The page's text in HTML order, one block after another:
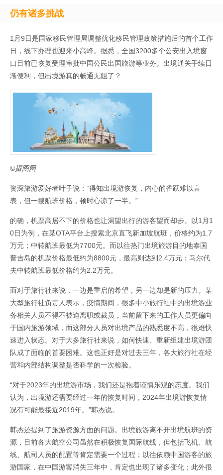
仍有诸多挑战
1月9日是国家移民管理局调整优化移民管理政策措施后的首个工作
日，线下办理也迎来小高峰。据悉，全国3200多个公安出入境窗
口目前已恢复受理审批中国公民出国旅游等业务。出境通关手续日
渐便利，但出境游真的畅通无阻了？
©摄图网
资深旅游爱好者叶子说：“得知出境游恢复，内心的雀跃难以言
表，但一搜航班价格，顿时心凉了一半。”
的确，机票高居不下的价格也让渴望出行的游客望而却步。以1月1
0日为例，在某OTA平台上搜索北京直飞新加坡航班，价格约为1.7
万元；中转航班最低为7700元。而以往热门出境旅游目的地泰国
普吉岛的机票价格最低约为8800元，最高则达到2.4万元；马尔代
夫中转航班最低价格约为2.2万元。
而对于旅行社来说，一边是重启的希望，另一边却是新的压力。某
大型旅行社负责人表示，疫情期间，很多中小旅行社中的出境游业
务相关人员不得不被迫离职或裁员，当前留下来的工作人员更偏向
于国内旅游领域，而这部分人员对出境产品的熟悉度不高，很难快
速进入状态。对于大多旅行社来说，如何快速、重新组建出境游团
队成了面临的首要困难。这也正好是对过去三年，各大旅行社在经
营和内部结构调整是否科学的一次检验。
“对于2023年的出境游市场，我们还是抱着谨慎乐观的态度。我们
认为，出境游还需要经过一年的恢复时间，2024年出境游恢复情
况有可能最接近2019年。”韩杰说。
韩杰还提到了旅游资源方面的问题。出境旅游离不开出境航班的资
源，目前各大航空公司虽然在积极恢复国际航线，但包括飞机、航
线、航司人员的配置等肯定需要一个过程；以往依赖中国游客的旅
游国家，在中国游客消失三年中，肯定也出现了诸多变化；此外很